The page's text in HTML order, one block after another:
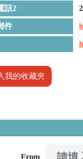
話2
件
我的收藏夾
From